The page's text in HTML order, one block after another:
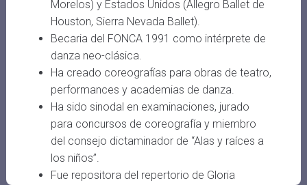
Morelos) y Estados Unidos (Allegro Ballet de
Houston, Sierra Nevada Ballet).
Becaria del FONCA 1991 como intérprete de
danza neo-clásica.
Ha creado coreografías para obras de teatro,
performances y academias de danza.
Ha sido sinodal en examinaciones, jurado
para concursos de coreografía y miembro
del consejo dictaminador de “Alas y raíces a
los niños”.
Fue repositora del repertorio de Gloria